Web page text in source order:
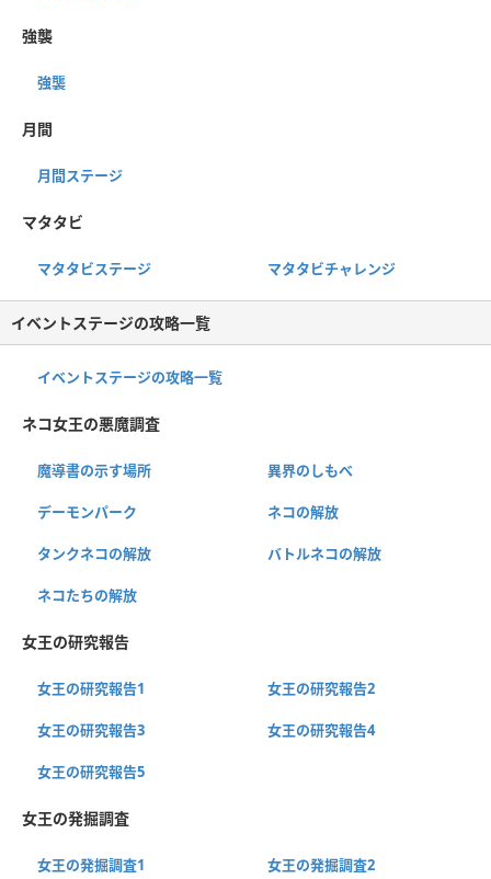
強襲
強襲
月間
月間ステージ
マタタビ
マタタビステージ マタタビチャレンジ
イベントステージの攻略一覧
イベントステージの攻略一覧
ネコ女王の悪魔調査
魔導書の示す場所 異界のしもべ
デーモンパーク ネコの解放
タンクネコの解放 バトルネコの解放
ネコたちの解放
女王の研究報告
女王の研究報告1 女王の研究報告2
女王の研究報告3 女王の研究報告4
女王の研究報告5
女王の発掘調査
女王の発掘調査1 女王の発掘調査2